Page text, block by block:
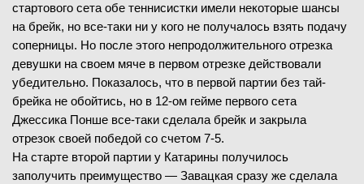
стартового сета обе теннисистки имели некоторые шансы
на брейк, но все-таки ни у кого не получалось взять подачу
соперницы. Но после этого непродолжительного отрезка
девушки на своем мяче в первом отрезке действовали
убедительно. Показалось, что в первой партии без тай-
брейка не обойтись, но в 12-ом гейме первого сета
Джессика Понше все-таки сделала брейк и закрыла
отрезок своей победой со счетом 7-5.
На старте второй партии у Катарины получилось
заполучить преимущество — Завацкая сразу же сделала